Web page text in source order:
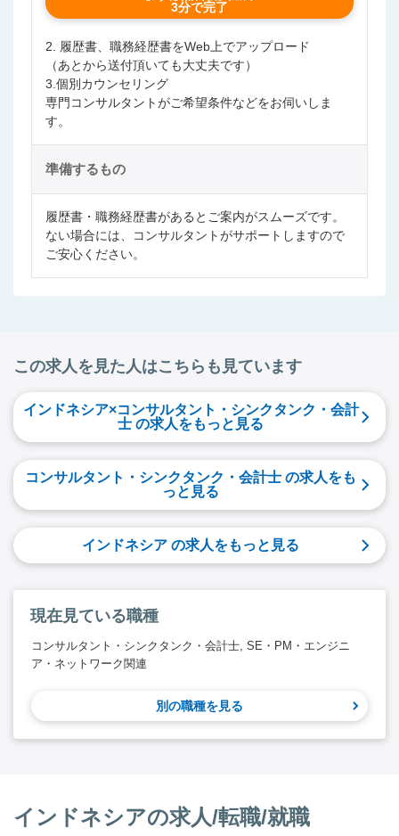
3分で完了
2. 履歴書、職務経歴書をWeb上でアップロード
（あとから送付頂いても大丈夫です）
3.個別カウンセリング
専門コンサルタントがご希望条件などをお伺いしま
す。
準備するもの
履歴書・職務経歴書があるとご案内がスムーズです。
ない場合には、コンサルタントがサポートしますので
ご安心ください。
この求人を見た人はこちらも見ています
インドネシア×コンサルタント・シンクタンク・会計
士 の求人をもっと見る
コンサルタント・シンクタンク・会計士 の求人をも
っと見る
インドネシア の求人をもっと見る
現在見ている職種
コンサルタント・シンクタンク・会計士, SE・PM・エンジニ
ア・ネットワーク関連
別の職種を見る
インドネシアの求人/転職/就職